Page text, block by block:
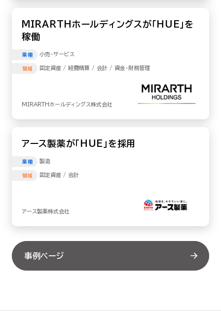
MIRARTHホールディングスが「HUE」を
稼働
業種 小売･サービス
領域 固定資産 / 経費精算 / 会計 / 資金・財務管理
MIRARTHホールディングス株式会社
アース製薬が「HUE」を採用
業種 製造
領域 固定資産 / 会計
アース製薬株式会社
事例ページ